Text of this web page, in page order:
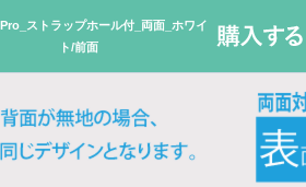
ストラップホール付_両面_ホワイ
ト/前面